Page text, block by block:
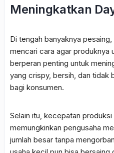
Meningkatkan
Di tengah banyaknya
mencari cara agar produknya
berperan penting untuk
yang crispy, bersih, dan tidak
bagi konsumen.
Selain itu, kecepatan
memungkinkan pengusaha
jumlah besar tanpa